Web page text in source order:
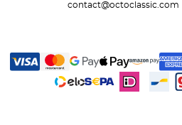
contact@octoclassic.com